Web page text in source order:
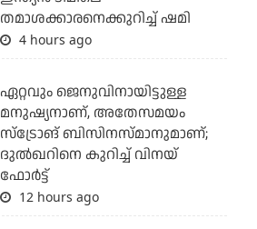
തമാശക്കാരനെക്കുറിച്ച് ഷമി
4 hours ago
ഏറ്റവും ജെനുവിനായിട്ടുള്ള
മനുഷ്യനാണ്, അതേസമയം
സ്‌ട്രോങ് ബിസിനസ്മാനുമാണ്;
ദുല്‍ഖറിനെ കുറിച്ച് വിനയ്
ഫോര്‍ട്ട്
12 hours ago